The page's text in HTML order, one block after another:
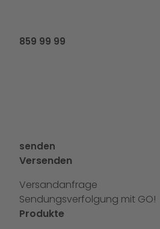
859 99 99
senden
Versenden
Versandanfrage
Sendungsverfolgung mit GO!
Produkte